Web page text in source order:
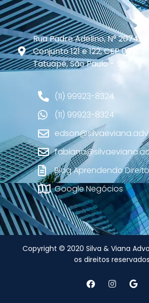
Rua Padre Adelino, N° 2074,
Conjunto 121 e 122, CEP
Tatuapé, São Paulo - SP
(11) 99923-8324
(11) 99923-8324
Blog Aprendendo Direito
Google Negócios
Copyright © 2020 Silva & Viana
os direitos reservados